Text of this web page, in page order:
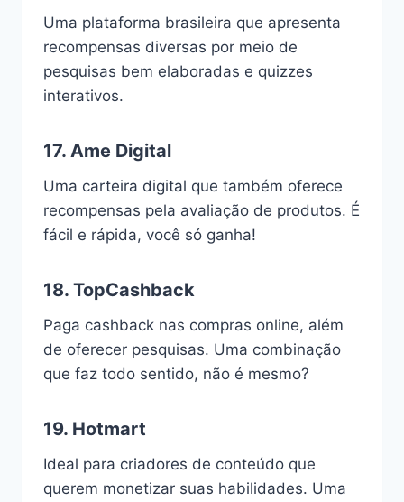
Uma plataforma brasileira que apresenta
recompensas diversas por meio de
pesquisas bem elaboradas e quizzes
interativos.
17. Ame Digital
Uma carteira digital que também oferece
recompensas pela avaliação de produtos. É
fácil e rápida, você só ganha!
18. TopCashback
Paga cashback nas compras online, além
de oferecer pesquisas. Uma combinação
que faz todo sentido, não é mesmo?
19. Hotmart
Ideal para criadores de conteúdo que
querem monetizar suas habilidades. Uma